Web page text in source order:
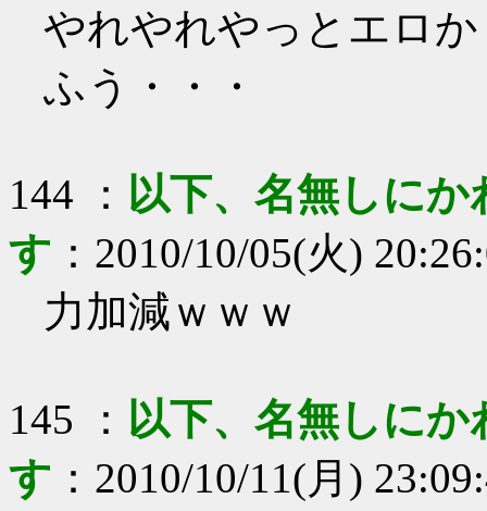
やれやれやっとエロ
ふう・・・
144 ： 以下、名無しに
す ： 2010/10/05(火)
力加減ｗｗｗ
145 ： 以下、名無しに
す ： 2010/10/11(月)